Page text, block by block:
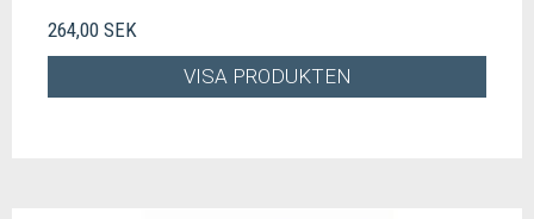
264,00 SEK
VISA PRODUKTEN